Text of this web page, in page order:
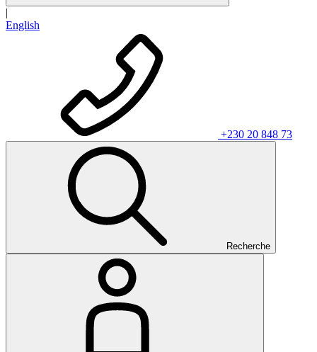
|
English
+230 20 848 73
Recherche